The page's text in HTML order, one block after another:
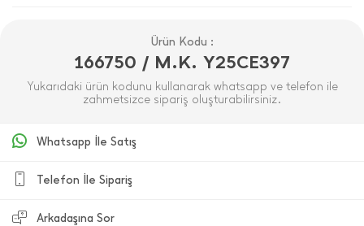
Ürün Kodu :
166750 / M.K. Y25CE397
Yukarıdaki ürün kodunu kullanarak whatsapp ve telefon ile
zahmetsizce sipariş oluşturabilirsiniz.
Whatsapp İle Satış
Telefon İle Sipariş
Arkadaşına Sor